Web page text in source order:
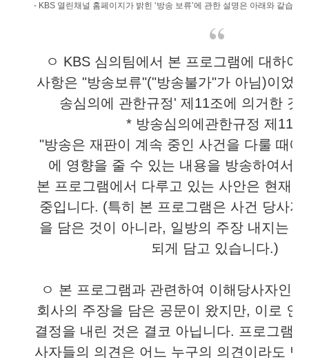
- KBS 열린채널 홈페이지가 밝힌 ‘방송 보류’에 관한 설명은 아래와 같습니
ㅇ KBS 심의팀에서 본 프로그램에 대하여
사항은 "방송보류"("방송불가"가 아님)이었
송심의에 관한규정' 제11조에 의거한 것
* 방송심의에관한규정 제11조
"방송은 재판이 계속 중인 사건을 다룰 때에
에 영향을 줄 수 있는 내용을 방송하여서
본 프로그램에서 다루고 있는 사안은 현재
중입니다. (특히 본 프로그램은 사건 당사자
을 담은 것이 아니라, 일방의 주장 내지는
되게 담고 있습니다.)
ㅇ 본 프로그램과 관련하여 이해당사자인
회사의 주장을 담은 공문이 왔지만, 이로 인
결정을 내린 것은 결코 아닙니다. 프로그램
사자들의 의견은 어느 누구의 의견이라도 받